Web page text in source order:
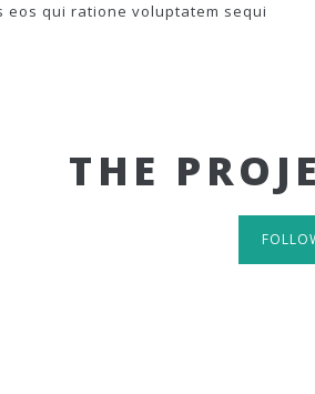
eos qui ratione voluptatem sequi
THE